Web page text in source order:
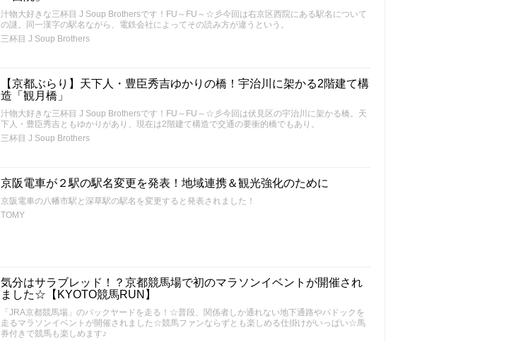
汁物大好きな三杯目 J Soup Brothersです！FU～FU～☆彡今回は右京区西院にある駅名について
の謎。同一漢字の駅名ながら、電鉄会社によってその読み方が違うという。
三杯目 J Soup Brothers
【京都ぶらり】天下人・豊臣秀吉ゆかりの橋！宇治川に架かる2階建て構
造「観月橋」
汁物大好きな三杯目 J Soup Brothersです！FU～FU～☆彡今回は伏見区の宇治川に架かる橋。天
下人・豊臣秀吉ともゆかりがあり、現在は2階建て構造で交通の要衝的橋でもあり。
三杯目 J Soup Brothers
京阪電車が２駅の駅名変更を発表！地域連携＆観光強化のために
京阪電車の八幡市駅と深草駅の駅名を変更すると発表されました！
TOMY
気分はサラブレッド！？京都競馬場で初のマラソンイベントが開催され
ました☆【KYOTO競馬RUN】
「JRA京都競馬場」のバックヤードを走る！☆普段、関係者しか通れない地下通路やパドックを
走るマラソンイベントが開催されました☆競馬ファンならずとも楽しめる仕掛けがいっぱい☆馬
券付きで競馬も楽しめます♪